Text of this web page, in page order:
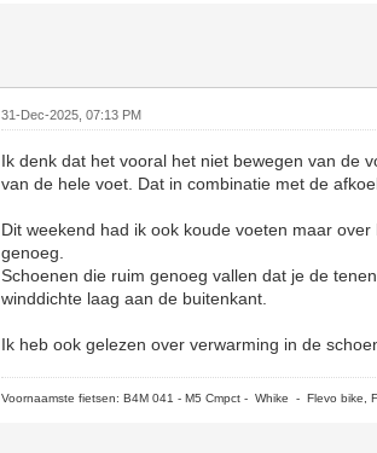
31-Dec-2025, 07:13 PM
Ik denk dat het vooral het niet bewegen van de
van de hele voet. Dat in combinatie met de
Dit weekend had ik ook koude voeten maar
genoeg.
Schoenen die ruim genoeg vallen dat je de
winddichte laag aan de buitenkant.
Ik heb ook gelezen over verwarming in de
Voornaamste fietsen: B4M 041 - M5 Cmpct - Whike - Flevo bike,